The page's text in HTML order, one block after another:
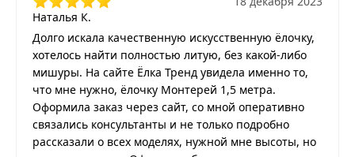
Наталья К.
Долго искала качественную искусственную ёлочку,
хотелось найти полностью литую, без какой-либо
мишуры. На сайте Ёлка Тренд увидела именно то,
что мне нужно, ёлочку Монтерей 1,5 метра.
Оформила заказ через сайт, со мной оперативно
связались консультанты и не только подробно
рассказали о всех моделях, нужной мне высоты, но